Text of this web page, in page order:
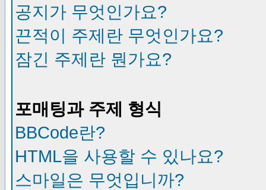
공지가 무엇인가요?
끈적이 주제란 무엇인가요?
잠긴 주제란 뭔가요?
포매팅과 주제 형식
BBCode란?
HTML을 사용할 수 있나요?
스마일은 무엇입니까?